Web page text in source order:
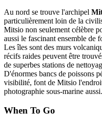
Au nord se trouve l'archipel
particulièrement loin de la
Mitsio non seulement célèbre
aussi le fascinant ensemble de
Les îles sont des murs
récifs raides peuvent être
de superbes stations de
D'énormes bancs de poissons
visibilité, font de Mitsio
photographie sous-marine
When To Go